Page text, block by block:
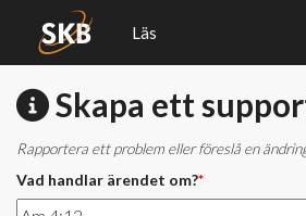
Läs
Skapa ett
Rapportera ett problem eller föreslå en
Vad handlar ärendet om?*